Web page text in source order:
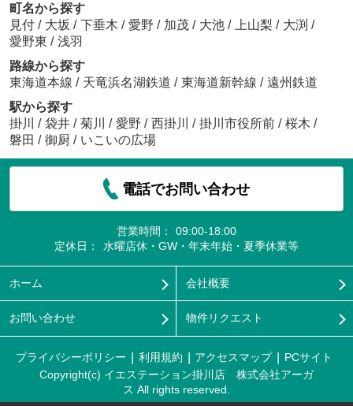
町名から探す
見付 / 大坂 / 下垂木 / 愛野 / 加茂 / 大池 / 上山梨 / 大渕 /
愛野東 / 浅羽
路線から探す
東海道本線 / 天竜浜名湖鉄道 / 東海道新幹線 / 遠州鉄道
駅から探す
掛川
/ 袋井 / 菊川 / 愛野 / 西掛川 / 掛川市役所前 / 桜木 /
磐田 / 御厨 / いこいの広場
電話でお問い合わせ
営業時間：
09:00-18:00
定休日：
水曜店休・GW・年末年始・夏季休業等
ホーム 会社概要
お問い合わせ 物件リクエスト
プライバシーポリシー 利用規約 アクセスマップ
PCサイト
Copyright(c) イエステーション掛川店 株式会社アーガ
ス All rights reserved.